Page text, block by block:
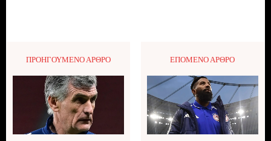
ΠΡΟΗΓΟΎΜΕΝΟ ΆΡΘΡΟ ΕΠΌΜΕΝΟ ΆΡΘΡΟ